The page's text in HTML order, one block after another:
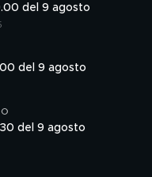
del 9 agosto
del 9 agosto
del 9 agosto